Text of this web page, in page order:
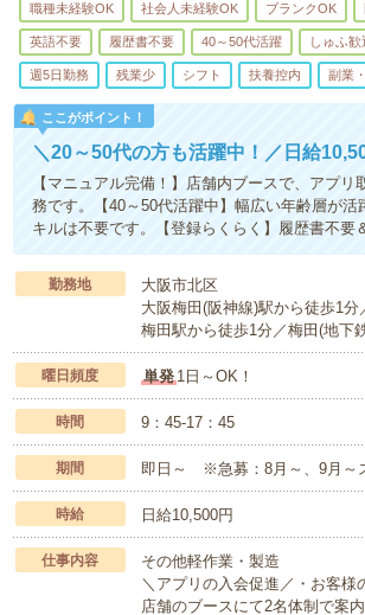
職種未経験OK 社会人未経験OK ブランクOK
英語不要 履歴書不要 40～50代活躍 しゅふ歓
週5日勤務 残業少 シフト 扶養控内 副業
ここがポイント！
＼20～50代の方も活躍中！／日給
【マニュアル完備！】店舗内ブースで、アプ
務です。【40～50代活躍中】幅広い年齢層が
キルは不要です。【登録らくらく】履歴書不要
勤務地
大阪市北区
大阪梅田(阪神線)駅から徒歩1
梅田駅から徒歩1分／梅田(地下
曜日頻度 単発1日～OK！
時間 9：45-17：45
期間 即日～ ※急募：8月～、9月～
時給 日給10,500円
仕事内容
その他軽作業・製造
＼アプリの入会促進／・お客様
店舗のブースにて2名体制で